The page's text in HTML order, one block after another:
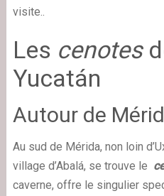
visite..
Les cenotes
Yucatán
Autour de
Au sud de Mérida, non loin
village d’Abalá, se trouve le
caverne, offre le singulier